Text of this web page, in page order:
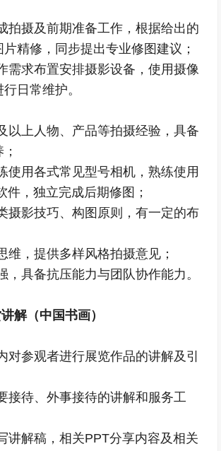
拍摄及前期准备工作，根据给出的
精修，同步提出专业修图建议；
需求布置安排摄影设备，使用摄像
日常维护。
以上人物、产品等拍摄经验，具备
使用各式常见型号相机，熟练使用
件，独立完成后期修图；
摄影技巧、构图原则，有一定的布
维，提供多样风格拍摄意见；
，具备抗压能力与团队协作能力。
解（中国书画）
对参观者进行展览作品的讲解及引
接待、外事接待的讲解和服务工
讲解稿，相关PPT分享内容及相关